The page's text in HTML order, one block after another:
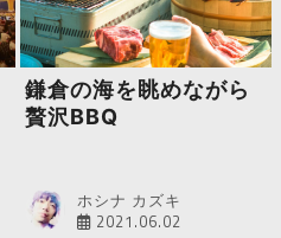
鎌倉の海を眺めながら
贅沢BBQ
ホシナ カズキ
2021.06.02